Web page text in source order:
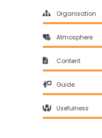
Organisation
Atmosphere
Content
Guide
Usefulness